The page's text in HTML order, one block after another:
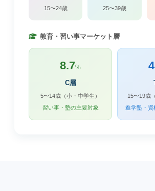
15〜24歳 25〜39歳
教育・習い事マーケット層
8.7%
C層
5〜14歳（小・中学生）
習い事・塾の主要対象
15〜19歳
進学塾・資